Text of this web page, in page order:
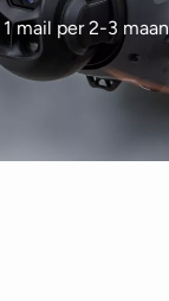
mail per 2-3